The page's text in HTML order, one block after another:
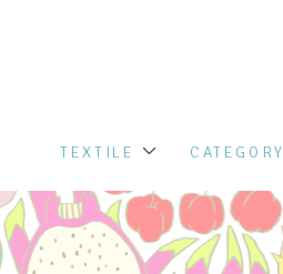
CATEGORY
TEXTILE